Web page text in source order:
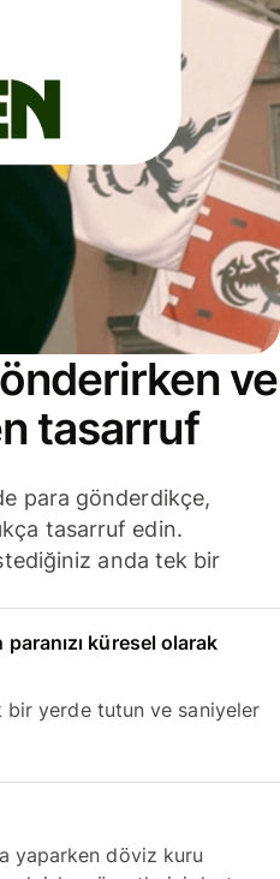
ve
tasarruf
para gönderdikçe,
tasarruf edin.
anda tek bir
küresel olarak
bir yerde tutun ve saniyeler
yaparken döviz kuru